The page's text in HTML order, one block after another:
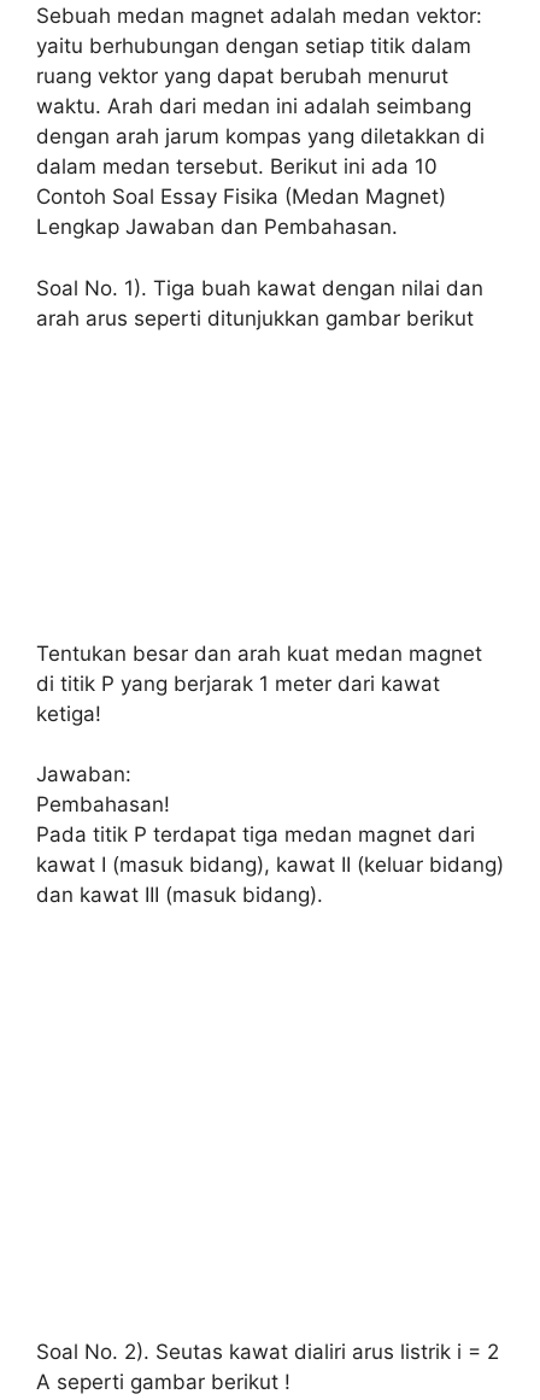
Sebuah medan magnet adalah medan vektor:
yaitu berhubungan dengan setiap titik dalam
ruang vektor yang dapat berubah menurut
waktu. Arah dari medan ini adalah seimbang
dengan arah jarum kompas yang diletakkan di
dalam medan tersebut. Berikut ini ada 10
Contoh Soal Essay Fisika (Medan Magnet)
Lengkap Jawaban dan Pembahasan.
Soal No. 1). Tiga buah kawat dengan nilai dan
arah arus seperti ditunjukkan gambar berikut
Tentukan besar dan arah kuat medan magnet
di titik P yang berjarak 1 meter dari kawat
ketiga!
Jawaban:
Pembahasan!
Pada titik P terdapat tiga medan magnet dari
kawat I (masuk bidang), kawat II (keluar bidang)
dan kawat III (masuk bidang).
Soal No. 2). Seutas kawat dialiri arus listrik i = 2
A seperti gambar berikut !